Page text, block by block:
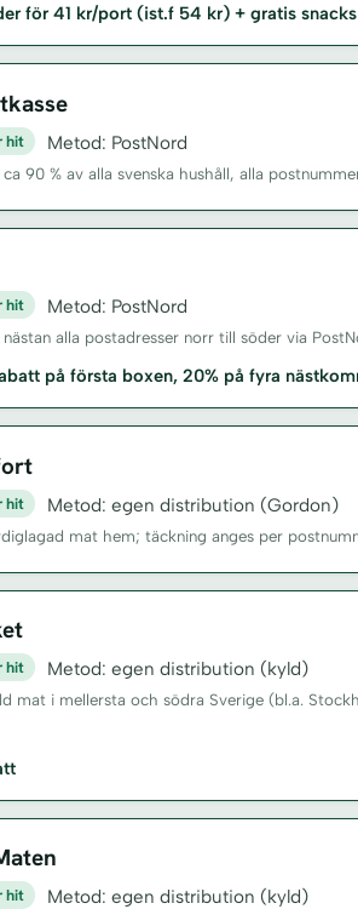
för 41 kr/port (ist.f 54 kr) + gratis
hit Metod: PostNord
90 % av alla svenska hushåll, alla
hit Metod: PostNord
alla postadresser norr till söder via
på första boxen, 20% på fyra
hit Metod: egen distribution (Gordon)
mat hem; täckning anges per
hit Metod: egen distribution (kyld)
mat i mellersta och södra Sverige (bl.a.
hit Metod: egen distribution (kyld)